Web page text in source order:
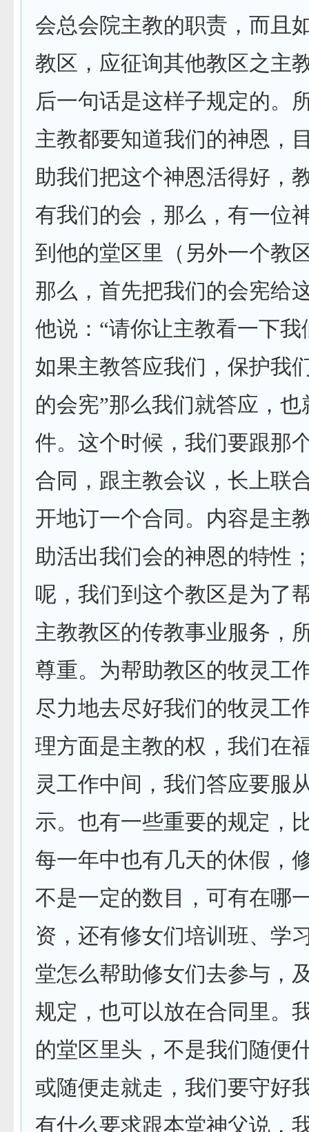
会总会院主教的职责，而且
教区，应征询其他教区之主
后一句话是这样子规定的。
主教都要知道我们的神恩，
助我们把这个神恩活得好，
有我们的会，那么，有一位
到他的堂区里（另外一个教
那么，首先把我们的会宪给
他说：“请你让主教看一下我
如果主教答应我们，保护我
的会宪”那么我们就答应，
件。这个时候，我们要跟那
合同，跟主教会议，长上联
开地订一个合同。内容是主
助活出我们会的神恩的特性
呢，我们到这个教区是为了
主教教区的传教事业服务，
尊重。为帮助教区的牧灵工
尽力地去尽好我们的牧灵工
理方面是主教的权，我们在
灵工作中间，我们答应要服
示。也有一些重要的规定，
每一年中也有几天的休假，
不是一定的数目，可有在哪
资，还有修女们培训班、学
堂怎么帮助修女们去参与，
规定，也可以放在合同里。
的堂区里头，不是我们随便
或随便走就走，我们要守好
有什么要求跟本堂神父说，